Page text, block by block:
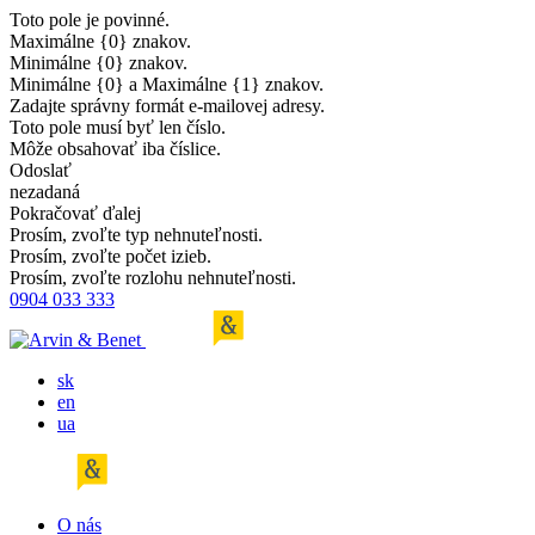
Toto pole je povinné.
Maximálne {0} znakov.
Minimálne {0} znakov.
Minimálne {0} a Maximálne {1} znakov.
Zadajte správny formát e-mailovej adresy.
Toto pole musí byť len číslo.
Môže obsahovať iba číslice.
Odoslať
nezadaná
Pokračovať ďalej
Prosím, zvoľte typ nehnuteľnosti.
Prosím, zvoľte počet izieb.
Prosím, zvoľte rozlohu nehnuteľnosti.
0904 033 333
sk
en
ua
O nás